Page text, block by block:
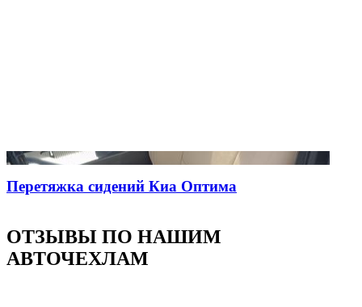
Перетяжка сидений Киа Оптима
ОТЗЫВЫ ПО НАШИМ
АВТОЧЕХЛАМ